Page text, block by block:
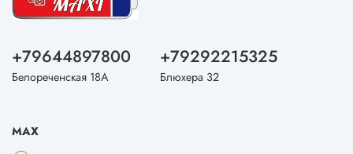
+79644897800
Белореченская 18А
+79292215325
Блюхера 32
MAX